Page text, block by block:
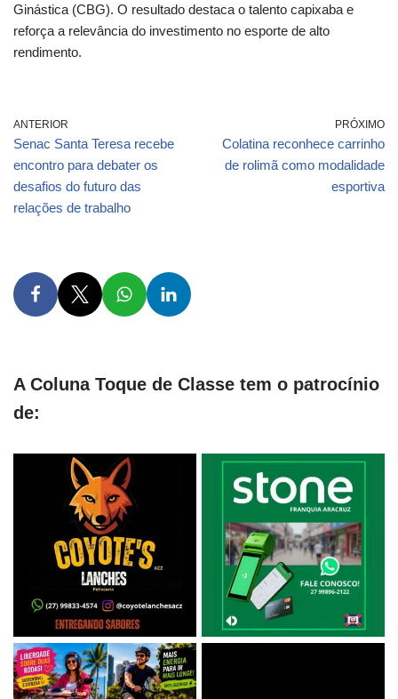
Ginástica (CBG). O resultado destaca o talento capixaba e
reforça a relevância do investimento no esporte de alto
rendimento.
ANTERIOR
Senac Santa Teresa recebe
encontro para debater os
desafios do futuro das
relações de trabalho
PRÓXIMO
Colatina reconhece carrinho
de rolimã como modalidade
esportiva
A Coluna Toque de Classe tem o patrocínio
de: